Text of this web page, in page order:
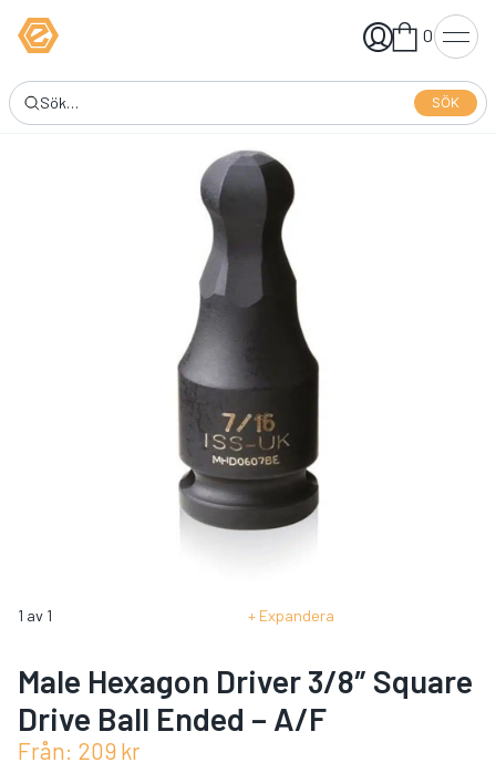
0
SÖK
1 av 1 Expandera
Male Hexagon Driver 3/8″ Square
Drive Ball Ended – A/F
Från: 209 kr